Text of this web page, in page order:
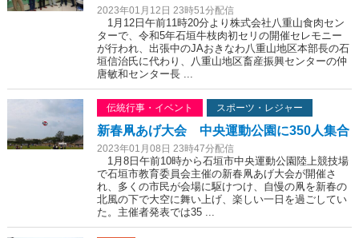
2023年01月12日 23時51分配信
1月12日午前11時20分より株式会社八重山食肉セン
ターで、令和5年石垣牛枝肉初セリの開催セレモニー
が行われ、出張中のJAおきなわ八重山地区本部長の石
垣信治氏に代わり、八重山地区畜産振興センターの仲
唐敏和センター長 ...
伝統行事・イベント スポーツ・レジャー
新春凧あげ大会 中央運動公園に350人集合
2023年01月08日 23時47分配信
1月8日午前10時から石垣市中央運動公園陸上競技場
で石垣市教育委員会主催の新春凧あげ大会が開催さ
れ、多くの市民が会場に駆けつけ、自慢の凧を新春の
北風の下で大空に舞い上げ、楽しい一日を過ごしてい
た。主催者発表では35 ...